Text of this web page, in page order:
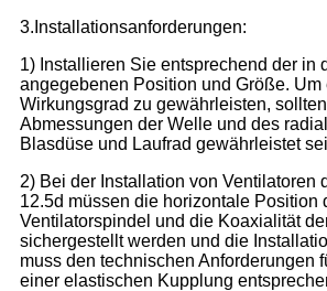
3.Installationsanforderungen:
1) Installieren Sie entsprechend der in
angegebenen Position und Größe. Um
Wirkungsgrad zu gewährleisten,
Abmessungen der Welle und des
Blasdüse und Laufrad gewährleistet
2) Bei der Installation von Ventilatoren
12.5d müssen die horizontale Position
Ventilatorspindel und die Koaxialität
sichergestellt werden und die
muss den technischen Anforderungen
einer elastischen Kupplung